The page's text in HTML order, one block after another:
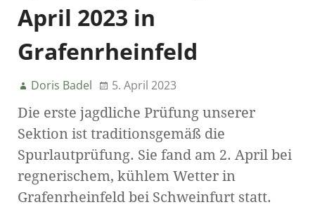
April 2023 in
Grafenrheinfeld
Doris Badel 5. April 2023
Die erste jagdliche Prüfung unserer
Sektion ist traditionsgemäß die
Spurlautprüfung. Sie fand am 2. April bei
regnerischem, kühlem Wetter in
Grafenrheinfeld bei Schweinfurt statt.